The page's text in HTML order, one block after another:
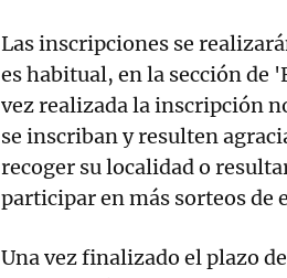
Las inscripciones se
es habitual, en la sección de
vez realizada la inscripción
se inscriban y resulten
recoger su localidad o
participar en más sorteos de
Una vez finalizado el plazo